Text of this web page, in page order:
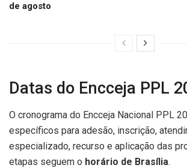
de agosto
Datas do Encceja PPL
O cronograma do Encceja Nacional PPL
específicos para adesão, inscrição,
especializado, recurso e aplicação das
etapas seguem o horário de Brasília.